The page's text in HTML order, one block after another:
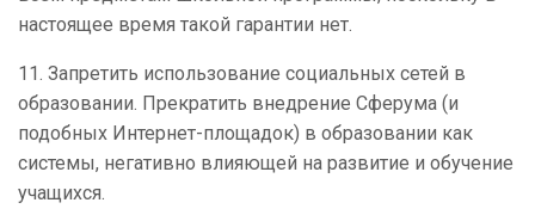
настоящее время такой гарантии нет.
11. Запретить использование социальных сетей в
образовании. Прекратить внедрение Сферума (и
подобных Интернет-площадок) в образовании как
системы, негативно влияющей на развитие и обучение
учащихся.